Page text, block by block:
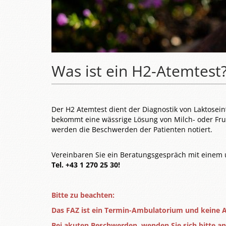
Was ist ein H2-
Der H2 Atemtest dient der Diagnostik von
bekommt eine wässrige Lösung von Milch- oder
werden die Beschwerden der Patienten notiert.
Vereinbaren Sie ein Beratungsgespräch mit
Tel. +43 1 270 25 30!
Bitte zu beachten:
Das FAZ ist ein Termin-Ambulatorium und keine